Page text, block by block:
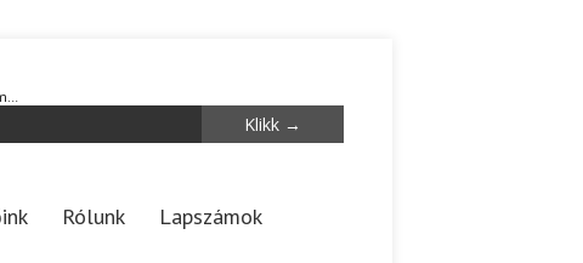
Rólunk
Lapszámok